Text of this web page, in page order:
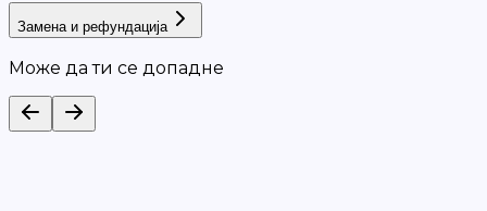
Замена и рефундација
Може да ти се допадне